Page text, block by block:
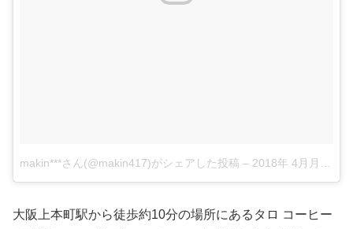
makin***さん(@makin417)がシェアした投稿 – 2018年 4月月30日午後10時40分PDT
大阪上本町駅から徒歩約10分の場所にあるタロ コーヒー